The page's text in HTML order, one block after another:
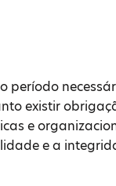
período
existir
e
e a